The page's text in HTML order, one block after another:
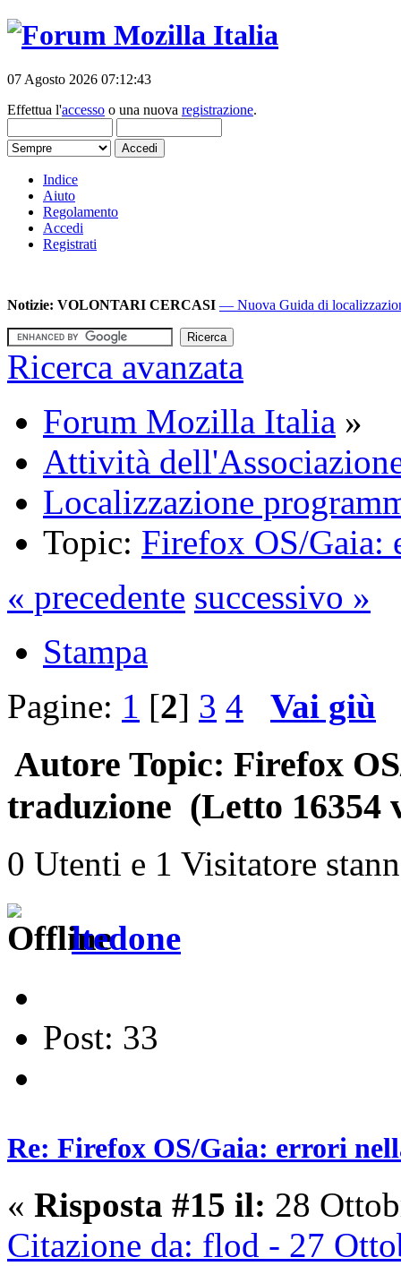
07 Agosto 2026 07:12:43
Effettua l'accesso o una nuova registrazione.
Indice
Aiuto
Regolamento
Accedi
Registrati
Notizie: VOLONTARI CERCASI — Nuova Guida di
Ricerca avanzata
Forum Mozilla Italia »
Attività
Localizzazione
Topic: Firefox OS/Gaia:
« precedente successivo »
Stampa
Pagine: 1 [2] 3 4 Vai giù
Autore Topic: Firefox
traduzione (Letto 16354
0 Utenti e 1 Visitatore
ltedone
Post: 33
Re: Firefox OS/Gaia: errori
« Risposta #15 il: 28
Citazione da: flod - 27